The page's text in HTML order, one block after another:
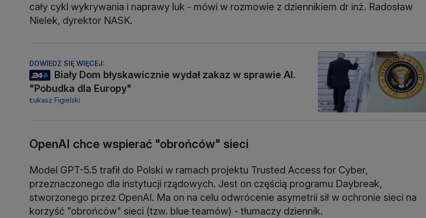
cały cykl wykrywania i naprawy luk - mówi w rozmowie z dziennikiem dr inż. Radosław
Nielek, dyrektor NASK.
DOWIEDZ SIĘ WIĘCEJ:
Biały Dom błyskawicznie wydał zakaz w sprawie AI.
"Pobudka dla Europy"
Łukasz Figielski
OpenAI chce wspierać "obrońców" sieci
Model GPT-5.5 trafił do Polski w ramach projektu Trusted Access for Cyber,
przeznaczonego dla instytucji rządowych. Jest on częścią programu Daybreak,
stworzonego przez OpenAI. Ma on na celu odwrócenie asymetrii sił w ochronie sieci na
korzyść "obrońców" sieci (tzw. blue teamów) - tłumaczy dziennik.